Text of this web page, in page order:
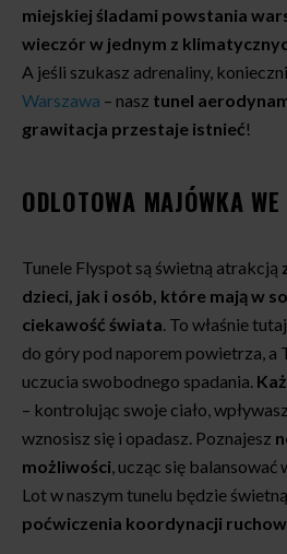
miejskiej śladami powstania
wieczór w jednym z
A jeśli szukasz adrenaliny,
Warszawa – nasz tunel
grawitacja przestaje istnieć!
ODLOTOWA MAJÓWKA WE
Tunele Flyspot są świetną atrakcją
dzieci, jak i osób, które mają w
ciekawość świata. To właśnie
do góry pod naporem powietrza, a
uczucia swobodnego spadania.
– kontrolując swoje ciało,
wznosisz się i opadasz. Poznajesz
możliwości, ucząc się
Lot w naszym tunelu będzie
poćwiczenia koordynacji